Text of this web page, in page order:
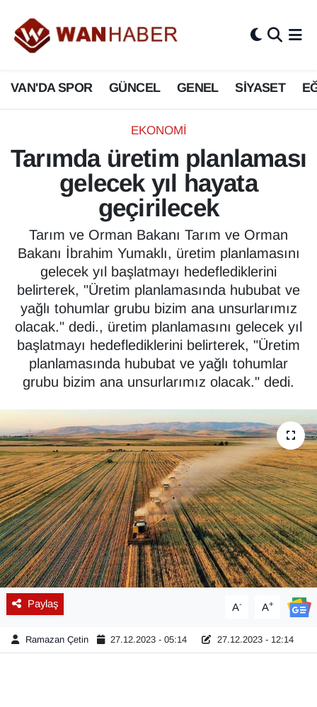
VAN'DA SPOR GÜNCEL GENEL SİYASET
EKONOMİ
Tarımda üretim planlaması
gelecek yıl hayata
geçirilecek
Tarım ve Orman Bakanı Tarım ve Orman
Bakanı İbrahim Yumaklı, üretim planlamasını
gelecek yıl başlatmayı hedeflediklerini
belirterek, "Üretim planlamasında hububat ve
yağlı tohumlar grubu bizim ana unsurlarımız
olacak." dedi., üretim planlamasını gelecek yıl
başlatmayı hedeflediklerini belirterek, "Üretim
planlamasında hububat ve yağlı tohumlar
grubu bizim ana unsurlarımız olacak." dedi.
Paylaş A- A+
Ramazan Çetin 27.12.2023 - 05:14 27.12.2023 - 12:14
3.SAYFA
ASAYİŞ
BİLİM VE TEKNOLOJİ
Biyografi
Bölge Haberleri
ÇEVRE
Deprem
Dernekler, Odalar
Diğer
DÜNYA
EĞİTİM
EKONOMİ
Eleman
Emlak
En çok konuşulanlar
GENEL
Van Nöbetçi Eczaneler
Van Hava Durumu
Van Namaz Vakitleri
Van Trafik Yoğunluk Haritası
Süper Lig Puan Durumu ve Fikstür
Tüm Manşetler
Son Dakika Haberleri
Haber Arşivi